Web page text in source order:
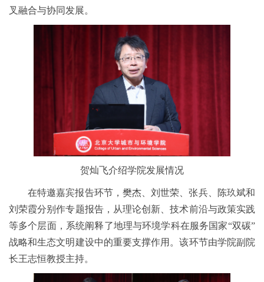
叉融合与协同发展。
贺灿飞介绍学院发展情况
在特邀嘉宾报告环节，樊杰、刘世荣、张兵、陈玖斌和
刘荣霞分别作专题报告，从理论创新、技术前沿与政策实践
等多个层面，系统阐释了地理与环境学科在服务国家“双碳”
战略和生态文明建设中的重要支撑作用。该环节由学院副院
长王志恒教授主持。